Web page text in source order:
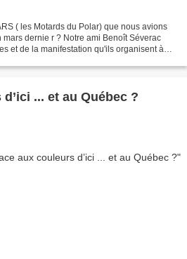
( les Motards du Polar) que nous avions
dernie r ? Notre ami Benoît Séverac
et de la manifestation qu'ils organisent à
... et au Québec ?